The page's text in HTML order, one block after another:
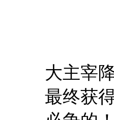
大主宰
最终获